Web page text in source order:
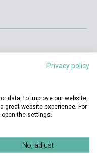
Kosárba
Privacy policy
data, to improve our website,
great website experience. For
the settings.
No, adjust